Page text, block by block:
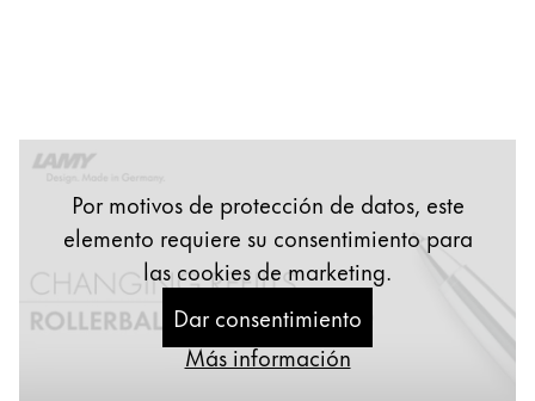
Tintas
Spare Parts
Plumines
Estuches
Cuadernos
Por motivos de protección de datos, este
elemento requiere su consentimiento para
las cookies de marketing.
Dar consentimiento
Más información